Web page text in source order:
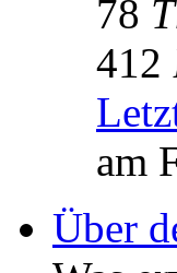
78
412
am
Über